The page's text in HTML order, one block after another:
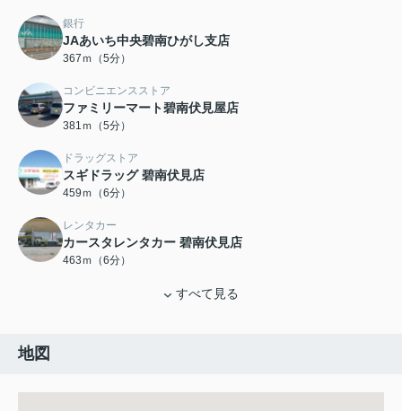
銀行
JAあいち中央碧南ひがし支店
367ｍ（5分）
コンビニエンスストア
ファミリーマート碧南伏見屋店
381ｍ（5分）
ドラッグストア
スギドラッグ 碧南伏見店
459ｍ（6分）
レンタカー
カースタレンタカー 碧南伏見店
463ｍ（6分）
すべて見る
地図